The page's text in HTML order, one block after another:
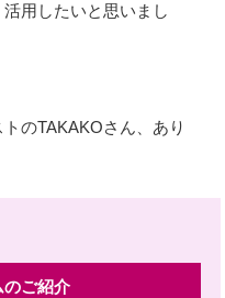
用したいと思いまし
のTAKAKOさん、あり
のご紹介